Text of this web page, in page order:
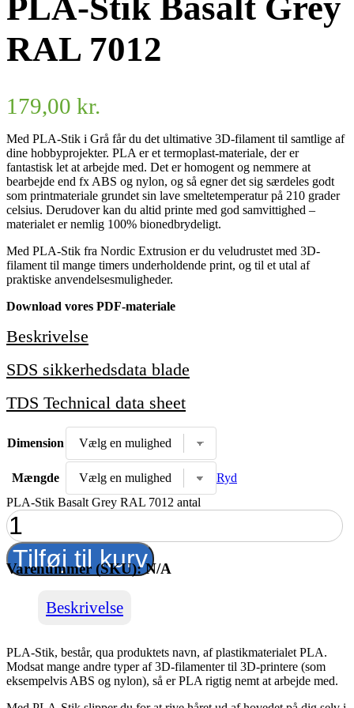
RAL 7012
179,00 kr.
Med PLA-Stik i Grå får du det ultimative 3D-filament til samtlige af
dine hobbyprojekter. PLA er et termoplast-materiale, der er
fantastisk let at arbejde med. Det er homogent og nemmere at
bearbejde end fx ABS og nylon, og så egner det sig særdeles godt
som printmateriale grundet sin lave smeltetemperatur på 210 grader
celsius. Derudover kan du altid printe med god samvittighed –
materialet er nemlig 100% bionedbrydeligt.
Med PLA-Stik fra Nordic Extrusion er du veludrustet med 3D-
filament til mange timers underholdende print, og til et utal af
praktiske anvendelsesmuligheder.
Download vores PDF-materiale
Beskrivelse
SDS sikkerhedsdata blade
TDS Technical data sheet
Dimension
Mængde
Ryd
PLA-Stik Basalt Grey RAL 7012 antal
Tilføj til kurv
Varenummer (SKU):N/A
Beskrivelse
PLA-Stik, består, qua produktets navn, af plastikmaterialet PLA.
Modsat mange andre typer af 3D-filamenter til 3D-printere (som
eksempelvis ABS og nylon), så er PLA rigtig nemt at arbejde med.